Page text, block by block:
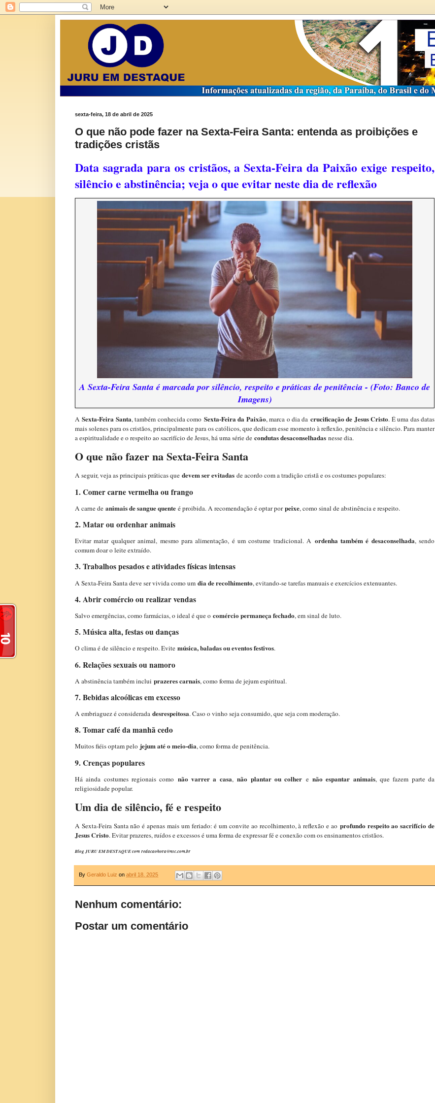
sexta-feira, 18 de abril de 2025
O que não pode fazer na Sexta-Feira Santa: entenda as proibições e
tradições cristãs
Data sagrada para os cristãos, a Sexta-Feira da Paixão exige respeito,
silêncio e abstinência; veja o que evitar neste dia de reflexão
A Sexta-Feira Santa é marcada por silêncio, respeito e práticas de penitência - (Foto: Banco de
Imagens)
ASexta-Feira Santa, também conhecida como Sexta-Feira da Paixão, marca o dia da crucificação de Jesus Cristo. É uma das datas
mais solenes para os cristãos, principalmente para os católicos, que dedicam esse momento à reflexão, penitência e silêncio. Para manter
a espiritualidade e o respeito ao sacrifício de Jesus, há uma série de condutas desaconselhadas nesse dia.
O que não fazer na Sexta-Feira Santa
A seguir, veja as principais práticas que devem ser evitadas de acordo com a tradição cristã e os costumes populares:
1. Comer carne vermelha ou frango
A carne de animais de sangue quente é proibida. A recomendação é optar porpeixe, como sinal de abstinência e respeito.
2. Matar ou ordenhar animais
Evitar matar qualquer animal, mesmo para alimentação, é um costume tradicional. A ordenha também é desaconselhada, sendo
comum doar o leite extraído.
3. Trabalhos pesados e atividades físicas intensas
A Sexta-Feira Santa deve ser vivida como um dia de recolhimento, evitando-se tarefas manuais e exercícios extenuantes.
4. Abrir comércio ou realizar vendas
Salvo emergências, como farmácias, o ideal é que o comércio permaneça fechado, em sinal de luto.
5. Música alta, festas ou danças
O clima é de silêncio e respeito. Evite música, baladas ou eventos festivos.
6. Relações sexuais ou namoro
A abstinência também inclui prazeres carnais, como forma de jejum espiritual.
7. Bebidas alcoólicas em excesso
A embriaguez é considerada desrespeitosa. Caso o vinho seja consumido, que seja com moderação.
8. Tomar café da manhã cedo
Muitos fiéis optam pelo jejum até o meio-dia, como forma de penitência.
9. Crenças populares
Há ainda costumes regionais como não varrer a casa,não plantar ou colher e não espantar animais, que fazem parte da
religiosidade popular.
Um dia de silêncio, fé e respeito
A Sexta-Feira Santa não é apenas mais um feriado: é um convite ao recolhimento, à reflexão e ao profundo respeito ao sacrifício de
Jesus Cristo. Evitar prazeres, ruídos e excessos é uma forma de expressar fé e conexão com os ensinamentos cristãos.
Blog JURU EM DESTAQUE com redacaohora@nsc.com.br
By Geraldo Luiz on abril 18, 2025
Nenhum comentário:
Postar um comentário